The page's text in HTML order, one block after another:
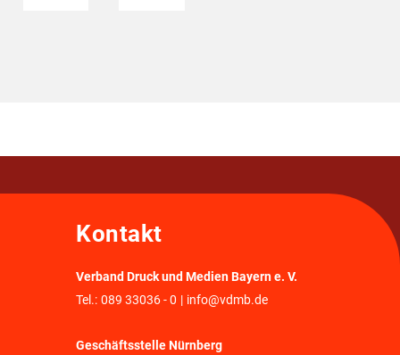
Kontakt
Verband Druck und Medien Bayern e. V.
Tel.: 089 33036 - 0 | info@vdmb.de
Geschäftsstelle Nürnberg